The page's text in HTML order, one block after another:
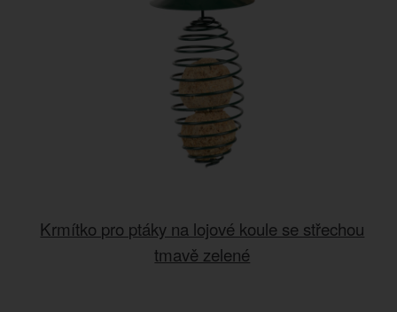
Krmítko pro ptáky na lojové koule se střechou
tmavě zelené